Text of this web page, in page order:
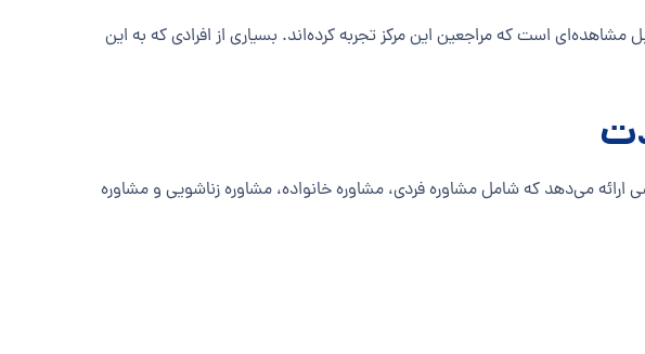
است که مراجعین این مرکز تجربه کرده‌اند. بسیاری از افرادی که به این
می‌دهد که شامل مشاوره فردی، مشاوره خانواده، مشاوره زناشویی و مشاوره